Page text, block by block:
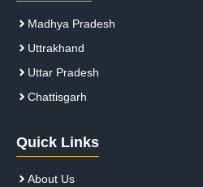
Madhya Pradesh
Uttrakhand
Uttar Pradesh
Chattisgarh
Quick Links
About Us